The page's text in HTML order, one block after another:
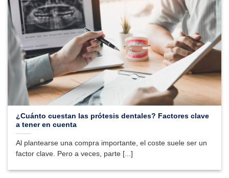
¿Cuánto cuestan las prótesis dentales? Factores clave
a tener en cuenta
Al plantearse una compra importante, el coste suele ser un
factor clave. Pero a veces, parte [...]